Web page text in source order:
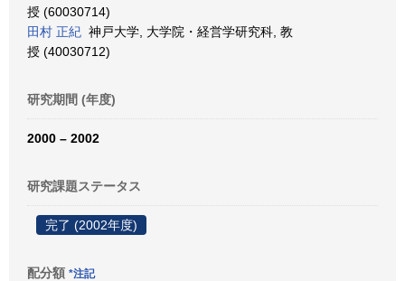
授 (60030714)
田村 正紀 神戸大学, 大学院・経営学研究科, 教
授 (40030712)
研究期間 (年度)
2000 – 2002
研究課題ステータス
完了 (2002年度)
配分額 *注記